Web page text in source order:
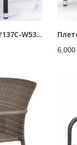
Плетеное кресло Y137C-W53 Brown
6,000